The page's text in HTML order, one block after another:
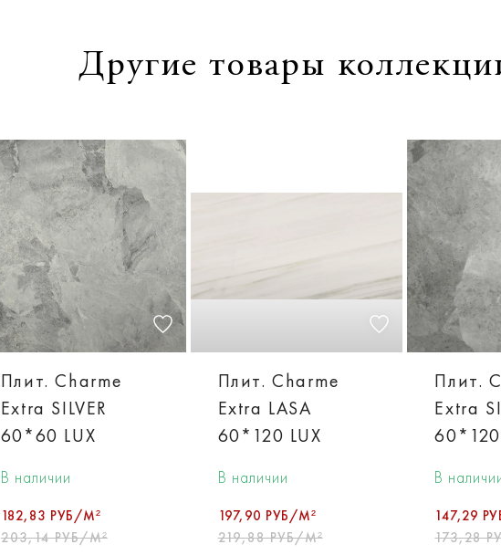
Другие товары
Плит. Charme
Extra SILVER
60*60 LUX
В наличии
182,83 РУБ/М²
203,14 РУБ/М²
Плит. Charme
Extra LASA
60*120 LUX
В наличии
197,90 РУБ/М²
219,88 РУБ/М²
Плит.
Extra
60*120
В
147,29
173,28